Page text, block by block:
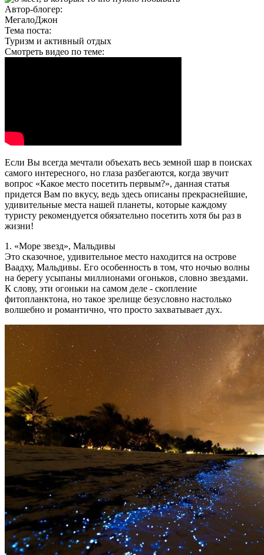
Автор-блогер:
МегалоДжон
Тема поста:
Туризм и активный отдых
Смотреть видео по теме:
Если Вы всегда мечтали объехать весь земной шар в поисках
самого интересного, но глаза разбегаются, когда звучит
вопрос «Какое место посетить первым?», данная статья
придется Вам по вкусу, ведь здесь описаны прекраснейшие,
удивительные места нашей планеты, которые каждому
туристу рекомендуется обязательно посетить хотя бы раз в
жизни!
1. «Море звезд», Мальдивы
Это сказочное, удивительное место находится на острове
Ваадху, Мальдивы. Его особенность в том, что ночью волны
на берегу усыпаны миллионами огоньков, словно звездами.
К слову, эти огоньки на самом деле - скопление
фитопланктона, но такое зрелище безусловно настолько
волшебно и романтично, что просто захватывает дух.